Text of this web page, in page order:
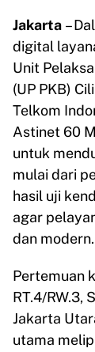
Jakarta –
digital
Unit
(UP PKB)
Telkom
Astinet 60
untuk
mulai dari
hasil uji
agar
dan modern.
Pertemuan
RT.4/RW.3,
Jakarta
utama